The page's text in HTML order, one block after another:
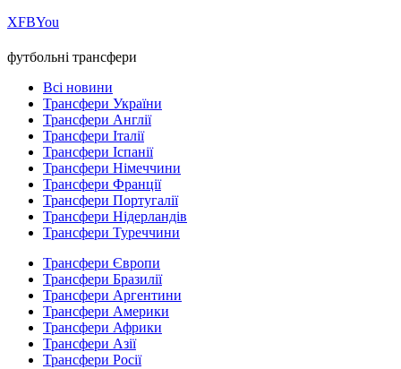
ХFBYou
футбольні трансфери
Всі новини
Трансфери України
Трансфери Англії
Трансфери Італії
Трансфери Іспанії
Трансфери Німеччини
Трансфери Франції
Трансфери Португалії
Трансфери Нідерландів
Трансфери Туреччини
Трансфери Європи
Трансфери Бразилії
Трансфери Аргентини
Трансфери Америки
Трансфери Африки
Трансфери Азії
Трансфери Росії